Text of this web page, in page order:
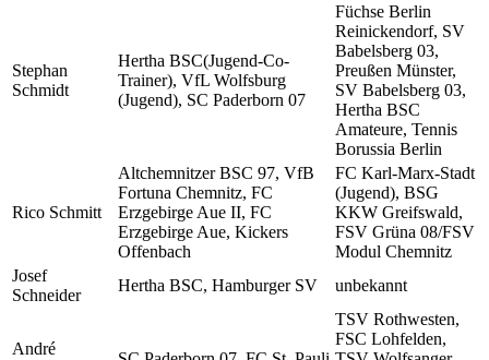
Stephan
Schmidt
Hertha BSC(Jugend-Co-
Trainer), VfL Wolfsburg
(Jugend), SC Paderborn 07
Füchse Berlin
Reinickendorf, SV
Babelsberg 03,
Preußen Münster,
SV Babelsberg 03,
Hertha BSC
Amateure, Tennis
Borussia Berlin
Rico Schmitt
Altchemnitzer BSC 97, VfB
Fortuna Chemnitz, FC
Erzgebirge Aue II, FC
Erzgebirge Aue, Kickers
Offenbach
FC Karl-Marx-Stadt
(Jugend), BSG
KKW Greifswald,
FSV Grüna 08/FSV
Modul Chemnitz
Josef
Schneider
Hertha BSC, Hamburger SV unbekannt
André
TSV Rothwesten,
FSC Lohfelden,